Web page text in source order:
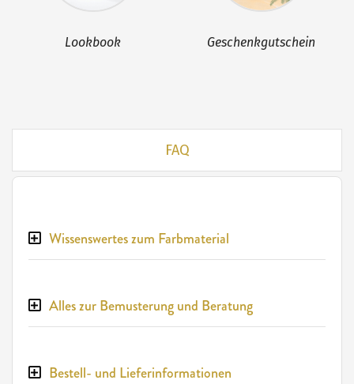
Lookbook Geschenkgutschein
FAQ
Wissenswertes zum Farbmaterial
Alles zur Bemusterung und Beratung
Bestell- und Lieferinformationen